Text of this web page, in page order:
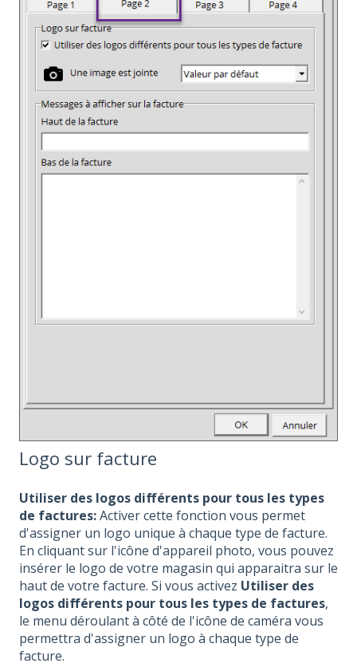
Logo sur facture
Utiliser des logos différents pour tous les types
de factures:Activer cette fonction vous permet
d'assigner un logo unique à chaque type de facture.
En cliquant sur l'icône d'appareil photo, vous pouvez
insérer le logo de votre magasin qui apparaitra sur le
haut de votre facture. Si vous activez Utiliser des
logos différents pour tous les types de factures,
le menu déroulant à côté de l'icône de caméra vous
permettra d'assigner un logo à chaque type de
facture.